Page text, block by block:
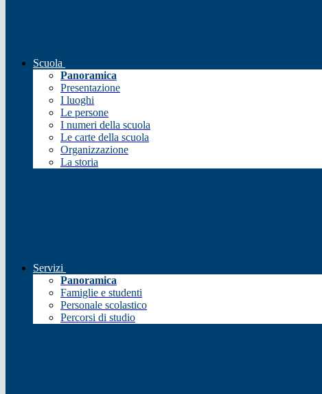
Scuola
Panoramica
Presentazione
I luoghi
Le persone
I numeri della scuola
Le carte della scuola
Organizzazione
La storia
Servizi
Panoramica
Famiglie e studenti
Personale scolastico
Percorsi di studio